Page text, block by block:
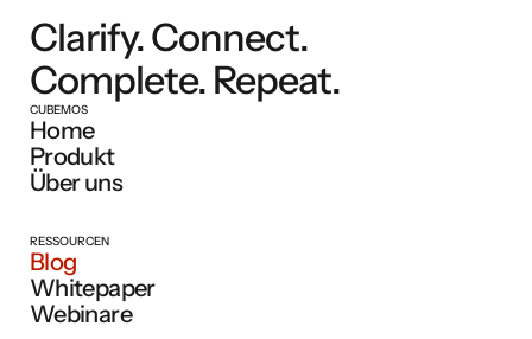
Clarify. Connect.
Complete. Repeat.
CUBEMOS
Home
Produkt
Über uns
RESSOURCEN
Blog
Whitepaper
Webinare